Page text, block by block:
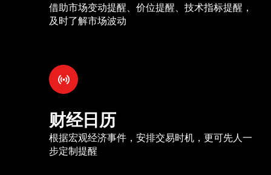
借助市场变动提醒、价位提醒、技术指标提醒，
及时了解市场波动
财经日历
根据宏观经济事件，安排交易时机，更可先人一
步定制提醒